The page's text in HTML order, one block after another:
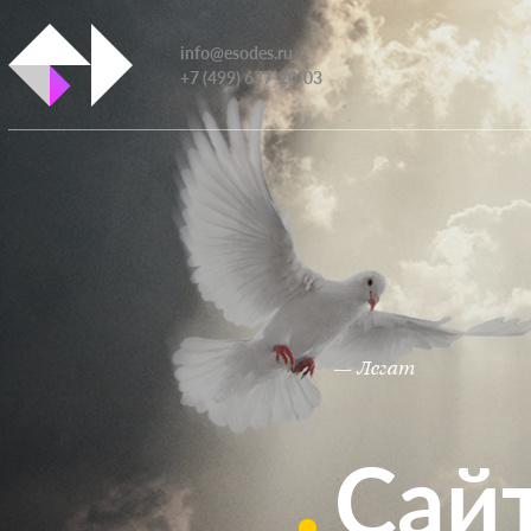
info@esodes.ru
+7 (499) 677-20-03
— Легат